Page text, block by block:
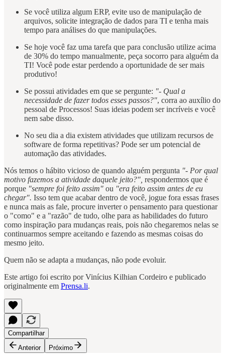
Se você utiliza algum ERP, evite uso de manipulação de
arquivos, solicite integração de dados para TI e tenha mais
tempo para análises do que manipulações.
Se hoje você faz uma tarefa que para conclusão utilize acima
de 30% do tempo manualmente, peça socorro para alguém da
TI! Você pode estar perdendo a oportunidade de ser mais
produtivo!
Se possui atividades em que se pergunte: "- Qual a
necessidade de fazer todos esses passos?", corra ao auxílio do
pessoal de Processos! Suas ideias podem ser incríveis e você
nem sabe disso.
No seu dia a dia existem atividades que utilizam recursos de
software de forma repetitivas? Pode ser um potencial de
automação das atividades.
Nós temos o hábito vicioso de quando alguém pergunta "- Por qual
motivo fazemos a atividade daquele jeito?", respondermos que é
porque "sempre foi feito assim" ou "era feito assim antes de eu
chegar". Isso tem que acabar dentro de você, jogue fora essas frases
e nunca mais as fale, procure inverter o pensamento para questionar
o "como" e a "razão" de tudo, olhe para as habilidades do futuro
como inspiração para mudanças reais, pois não chegaremos nelas se
continuarmos sempre aceitando e fazendo as mesmas coisas do
mesmo jeito.
Quem não se adapta a mudanças, não pode evoluir.
Este artigo foi escrito por Vinícius Kilhian Cordeiro e publicado
originalmente em Prensa.li.
Compartilhar
Anterior
Próximo